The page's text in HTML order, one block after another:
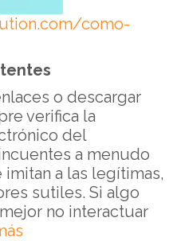
como-
o descargar
verifica la
del
a menudo
a las legítimas,
sutiles. Si algo
no interactuar